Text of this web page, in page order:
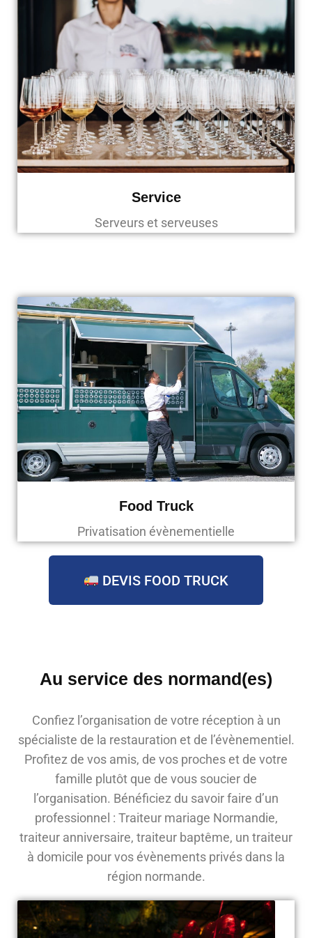
Service
Serveurs et serveuses
Food Truck
Privatisation évènementielle
DEVIS FOOD TRUCK
Au service des normand(es)
Confiez l’organisation de votre réception à un
spécialiste de la restauration et de l’évènementiel.
Profitez de vos amis, de vos proches et de votre
famille plutôt que de vous soucier de
l’organisation. Bénéficiez du savoir faire d’un
professionnel : Traiteur mariage Normandie,
traiteur anniversaire, traiteur baptême, un traiteur
à domicile pour vos évènements privés dans la
région normande.